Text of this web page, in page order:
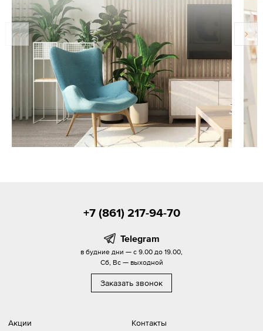
Акции Контакты
+7 (861) 217-94-70
Telegram
в будние дни — с 9.00 до 19.00,
Сб, Вс — выходной
Заказать звонок